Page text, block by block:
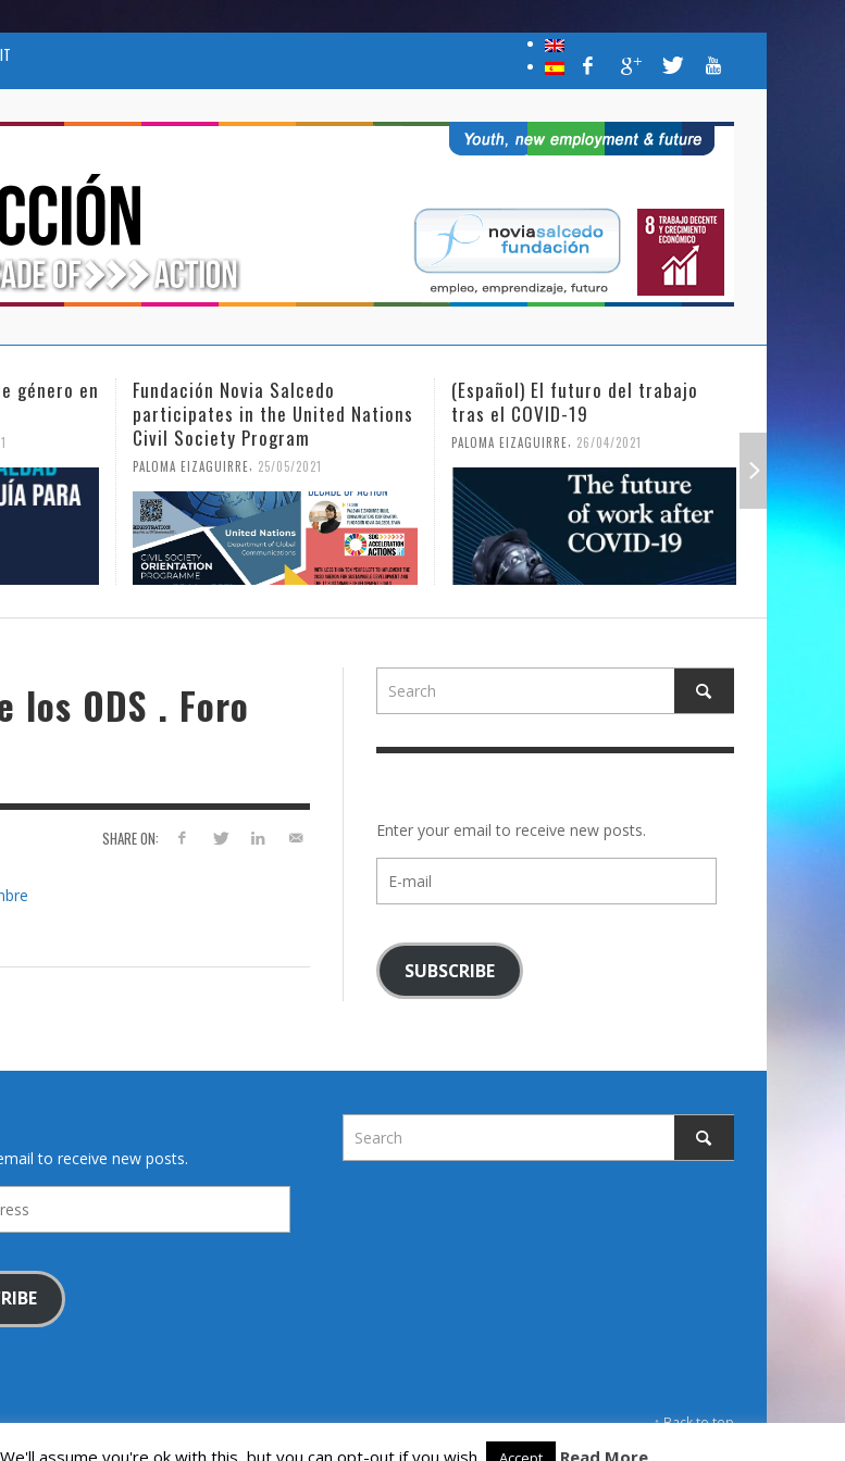
género en
Fundación Novia Salcedo
participates in the United Nations
Civil Society Program
PALOMA EIZAGUIRRE 25/05/2021
(Español) El futuro del trabajo
tras el COVID-19
PALOMA EIZAGUIRRE 26/04/2021
ODS . Foro
SHARE ON:
Enter your email to receive new posts.
mail
SUBSCRIBE
to receive new posts.
↑ Back to top
assume you're ok with this, but you can opt-out if you wish. Read More